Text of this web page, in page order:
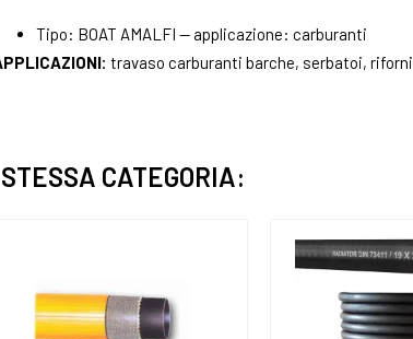
Tipo: BOAT AMALFI — applicazione: carburanti
travaso carburanti barche, serbatoi,
CATEGORIA: